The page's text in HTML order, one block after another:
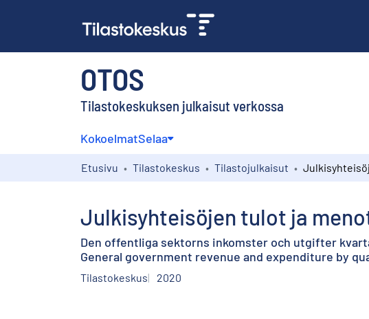
OTOS
Tilastokeskuksen julkaisut verkossa
KokoelmatSelaa
Etusivu Tilastokeskus Tilastojulkaisut
Julkisyhteisöjen tulot ja
Den offentliga sektorns inkomster och utgifter
General government revenue and expenditure by
Tilastokeskus 2020